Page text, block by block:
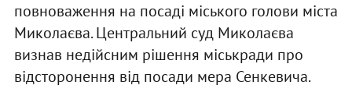
повноваження на посаді міського голови міста
Миколаєва. Центральний суд Миколаєва
визнав недійсним рішення міськради про
відсторонення від посади мера Сенкевича.